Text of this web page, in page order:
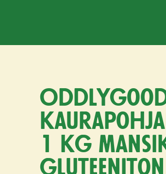
1 kg
gluteeniton